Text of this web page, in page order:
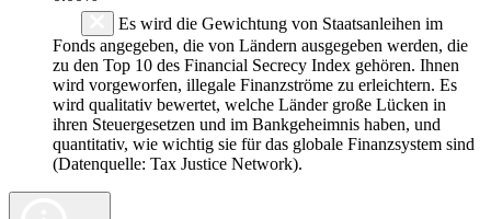
Es wird die Gewichtung von Staatsanleihen im
Fonds angegeben, die von Ländern ausgegeben werden, die
zu den Top 10 des Financial Secrecy Index gehören. Ihnen
wird vorgeworfen, illegale Finanzströme zu erleichtern. Es
wird qualitativ bewertet, welche Länder große Lücken in
ihren Steuergesetzen und im Bankgeheimnis haben, und
quantitativ, wie wichtig sie für das globale Finanzsystem sind
(Datenquelle: Tax Justice Network).